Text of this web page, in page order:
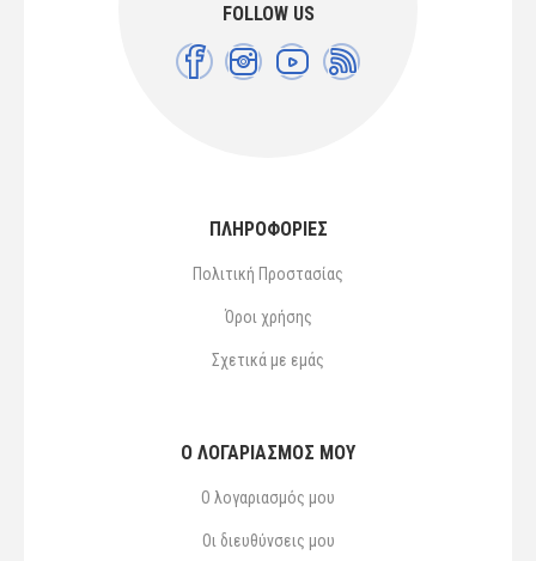
FOLLOW US
ΠΛΗΡΟΦΟΡΙΕΣ
Πολιτική Προστασίας
Όροι χρήσης
Σχετικά με εμάς
Ο ΛΟΓΑΡΙΑΣΜΌΣ ΜΟΥ
Ο λογαριασμός μου
Οι διευθύνσεις μου